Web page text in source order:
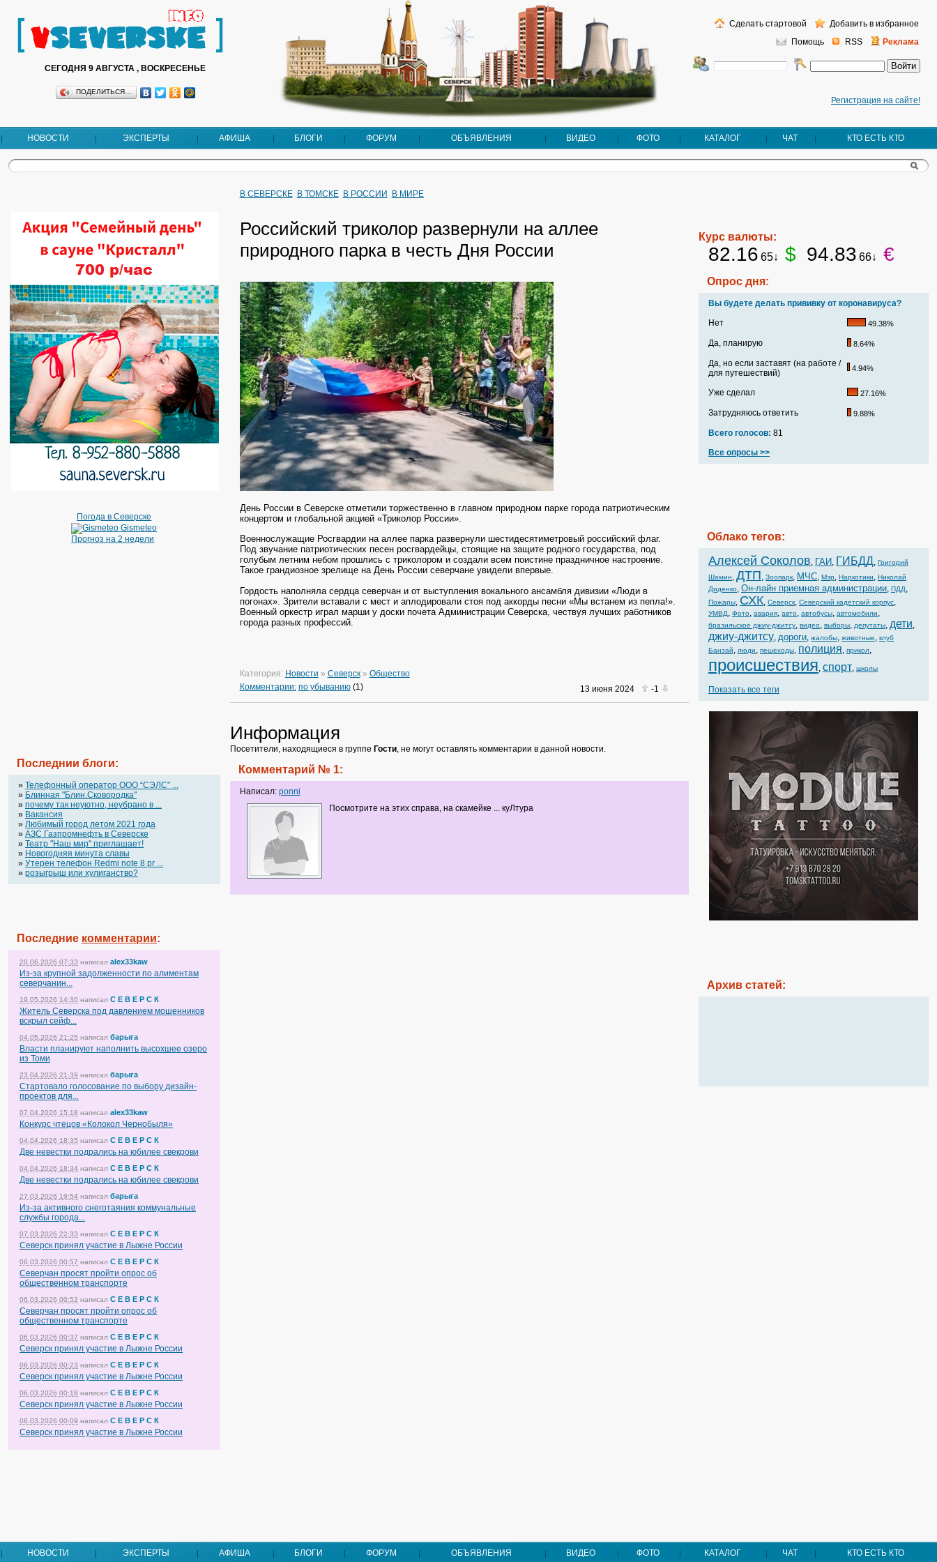
СЕГОДНЯ 9 АВГУСТА , ВОСКРЕСЕНЬЕ
ПОДЕЛИТЬСЯ…
Регистрация на сайте!
Помощь RSS Реклама
Сделать стартовой Добавить в избранное
НОВОСТИ ЭКСПЕРТЫ АФИША БЛОГИ ФОРУМ ОБЪЯВЛЕНИЯ ВИДЕО ФОТО КАТАЛОГ ЧАТ КТО ЕСТЬ КТО
Погода в Северске
Gismeteo
Прогноз на 2 недели
Последнии блоги:
» Телефонный оператор OOO “СЭЛС” ...
» Блинная "Блин.Сковородка"
» почему так неуютно, неубрано в ...
» Вакансия
» Любимый город летом 2021 года
» АЗС Газпромнефть в Северске
» Театр "Наш мир" приглашает!
» Новогодняя минута славы
» Утерен телефон Redmi note 8 pr ...
» розыгрыш или хулиганство?
Последние комментарии:
20.06.2026 07:33 написал alex33kaw
Из-за крупной задолженности по алиментам
северчанин...
19.05.2026 14:30 написал С Е В Е Р С К
Житель Северска под давлением мошенников
вскрыл сейф...
04.05.2026 21:25 написал барыга
Власти планируют наполнить высохшее озеро
из Томи
23.04.2026 21:39 написал барыга
Стартовало голосование по выбору дизайн-
проектов для...
07.04.2026 15:18 написал alex33kaw
Конкурс чтецов «Колокол Чернобыля»
04.04.2026 18:35 написал С Е В Е Р С К
Две невестки подрались на юбилее свекрови
04.04.2026 18:34 написал С Е В Е Р С К
Две невестки подрались на юбилее свекрови
27.03.2026 19:54 написал барыга
Из-за активного снеготаяния коммунальные
службы города...
07.03.2026 22:33 написал С Е В Е Р С К
Северск принял участие в Лыжне России
06.03.2026 00:57 написал С Е В Е Р С К
Северчан просят пройти опрос об
общественном транспорте
06.03.2026 00:52 написал С Е В Е Р С К
Северчан просят пройти опрос об
общественном транспорте
06.03.2026 00:37 написал С Е В Е Р С К
Северск принял участие в Лыжне России
06.03.2026 00:23 написал С Е В Е Р С К
Северск принял участие в Лыжне России
06.03.2026 00:18 написал С Е В Е Р С К
Северск принял участие в Лыжне России
06.03.2026 00:09 написал С Е В Е Р С К
Северск принял участие в Лыжне России
В СЕВЕРСКЕ В ТОМСКЕ В РОССИИ В МИРЕ
Российский триколор развернули на аллее
природного парка в честь Дня России
День России в Северске отметили торжественно в главном природном парке города патриотическим
концертом и глобальной акцией «Триколор России».
Военнослужащие Росгвардии на аллее парка развернулишестидесятиметровый российский флаг.
Под звучание патриотических песен росгвардейцы, стоящие на защите родного государства, под
голубым летним небом прошлись с триколором и создали всем поистине праздничное настроение.
Такое грандиозное зрелище на День России северчане увидели впервые.
Гордость наполняла сердца северчан и от выступления вокального ансамбля дивизии «Люди в
погонах». Зрители вставали с мест и аплодировали стоя под аккорды песни «Мы встанем из пепла!».
Военный оркестр играл марши у доски почета Администрации Северска, чествуя лучших работников
города разных профессий.
Категория: Новости » Северск» Общество
Комментарии: по убыванию(1) 13 июня 2024 -1
Информация
Посетители, находящиеся в группе Гости, не могут оставлять комментарии в данной новости.
Комментарий № 1:
Написал: ponni
Посмотрите на этих справа, на скамейке ... куЛтура
Курс валюты:
82.16 65↓ $ 94.83 66↓ €
Опрос дня:
Вы будете делать прививку от коронавируса?
Нет
49.38%
Да, планирую 8.64%
Да, но если заставят (на работе /
для путешествий)
4.94%
Уже сделал 27.16%
Затрудняюсь ответить 9.88%
Всего голосов: 81
Все опросы >>
Облако тегов:
Алексей Соколов, ГАИ, ГИБДД, Григорий
Шамин, ДТП, Зоопарк, МЧС, Мэр, Наркотики, Николай
Диденко, Он-лайн приемная администрации, ПДД,
Пожары, СХК, Северск, Северский кадетский корпус,
УМВД, Фото, авария, авто, автобусы, автомобили,
бразильское джиу-джитсу, видео, выборы, депутаты, дети,
джиу-джитсу, дороги, жалобы, животные, клуб
Банзай, люди, пешеходы, полиция, прикол,
происшествия, спорт, школы
Показать все теги
Архив статей:
НОВОСТИ ЭКСПЕРТЫ АФИША БЛОГИ ФОРУМ ОБЪЯВЛЕНИЯ ВИДЕО ФОТО КАТАЛОГ ЧАТ КТО ЕСТЬ КТО